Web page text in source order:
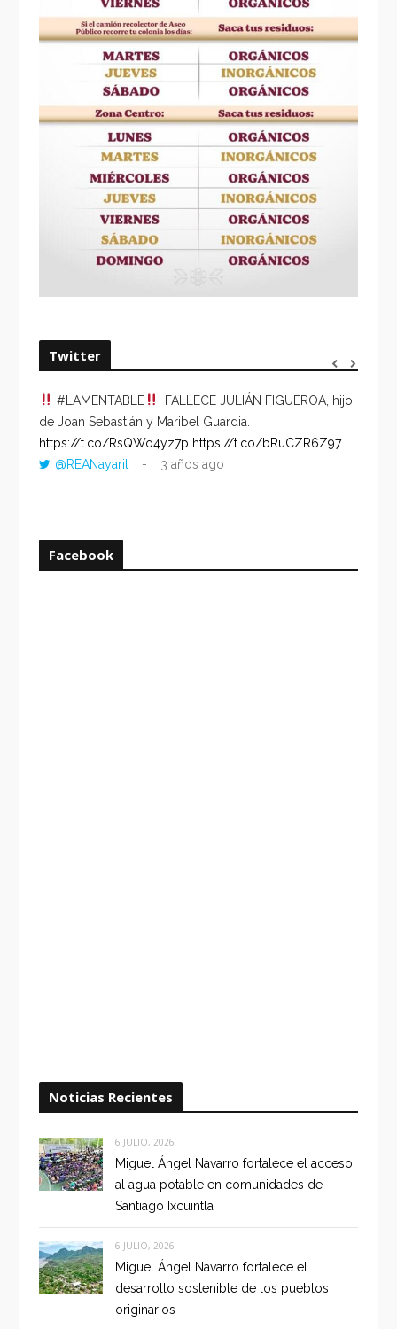
Twitter
#LAMENTABLE
| FALLECE JULIÁN FIGUEROA, hijo
de Joan Sebastián y Maribel Guardia.
https://t.co/RsQWo4yz7p https://t.co/bRuCZR6Z97
@REANayarit
3 años ago
Facebook
Noticias Recientes
6 JULIO, 2026
Miguel Ángel Navarro fortalece el acceso
al agua potable en comunidades de
Santiago Ixcuintla
6 JULIO, 2026
Miguel Ángel Navarro fortalece el
desarrollo sostenible de los pueblos
originarios